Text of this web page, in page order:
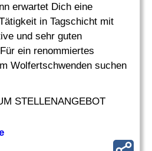
erwartet Dich eine
in Tagschicht mit
und sehr guten
ein renommiertes
Wolfertschwenden suchen
STELLENANGEBOT